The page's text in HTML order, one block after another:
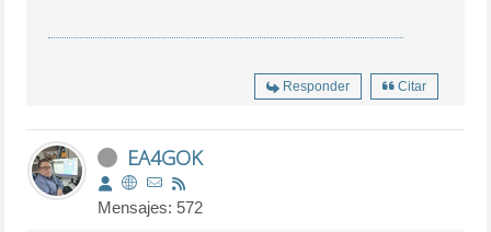
Responder Citar
EA4GOK
Mensajes: 572